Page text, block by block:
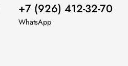
+7 (926) 412-32-70
WhatsApp